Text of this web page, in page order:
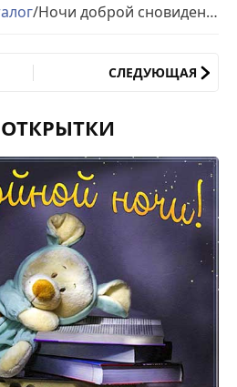
/ Ночи доброй сновидений приятных
СЛЕДУЮЩАЯ